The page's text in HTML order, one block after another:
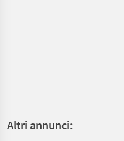
Altri annunci: